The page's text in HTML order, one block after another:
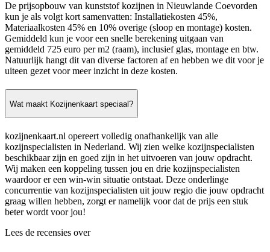
De prijsopbouw van kunststof kozijnen in Nieuwlande Coevorden
kun je als volgt kort samenvatten: Installatiekosten 45%,
Materiaalkosten 45% en 10% overige (sloop en montage) kosten.
Gemiddeld kun je voor een snelle berekening uitgaan van
gemiddeld 725 euro per m2 (raam), inclusief glas, montage en btw.
Natuurlijk hangt dit van diverse factoren af en hebben we dit voor je
uiteen gezet voor meer inzicht in deze kosten.
Wat maakt Kozijnenkaart speciaal?
kozijnenkaart.nl opereert volledig onafhankelijk van alle
kozijnspecialisten in Nederland. Wij zien welke kozijnspecialisten
beschikbaar zijn en goed zijn in het uitvoeren van jouw opdracht.
Wij maken een koppeling tussen jou en drie kozijnspecialisten
waardoor er een win-win situatie ontstaat. Deze onderlinge
concurrentie van kozijnspecialisten uit jouw regio die jouw opdracht
graag willen hebben, zorgt er namelijk voor dat de prijs een stuk
beter wordt voor jou!
Lees de recensies over